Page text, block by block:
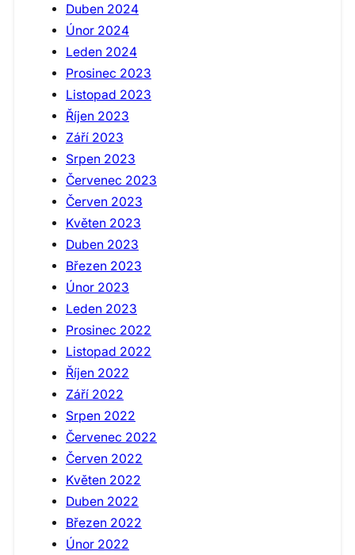
Duben 2024
Únor 2024
Leden 2024
Prosinec 2023
Listopad 2023
Říjen 2023
Září 2023
Srpen 2023
Červenec 2023
Červen 2023
Květen 2023
Duben 2023
Březen 2023
Únor 2023
Leden 2023
Prosinec 2022
Listopad 2022
Říjen 2022
Září 2022
Srpen 2022
Červenec 2022
Červen 2022
Květen 2022
Duben 2022
Březen 2022
Únor 2022